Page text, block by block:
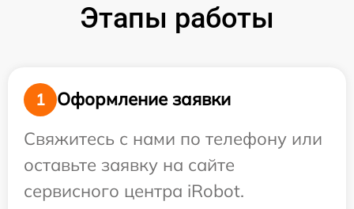
Этапы работы
1
Оформление заявки
Свяжитесь с нами по телефону или
оставьте заявку на сайте
сервисного центра iRobot.